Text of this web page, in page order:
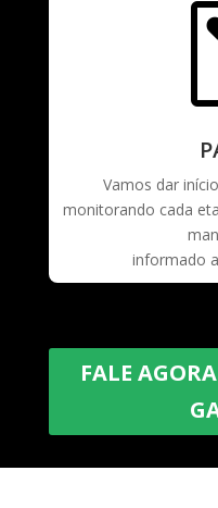
Vamos dar
monitorando cada
informado
FALE